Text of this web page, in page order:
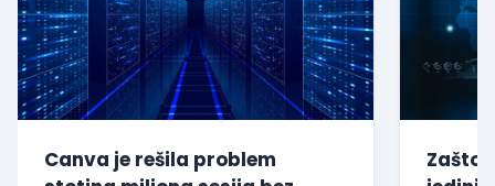
Canva je rešila problem
Zašto